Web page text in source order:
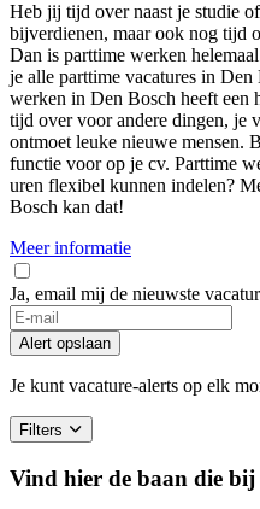
Heb jij tijd over naast je studie
bijverdienen, maar ook nog tijd
Dan is parttime werken
je alle parttime vacatures in
werken in Den Bosch heeft een
tijd over voor andere dingen, je
ontmoet leuke nieuwe mensen.
functie voor op je cv. Parttime
uren flexibel kunnen indelen?
Bosch kan dat!
Meer informatie
Ja, email mij de nieuwste
If
you
are
a
ignore
this
field
Alert opslaan
Je kunt vacature-alerts op elk
Filters
Vind hier de baan die